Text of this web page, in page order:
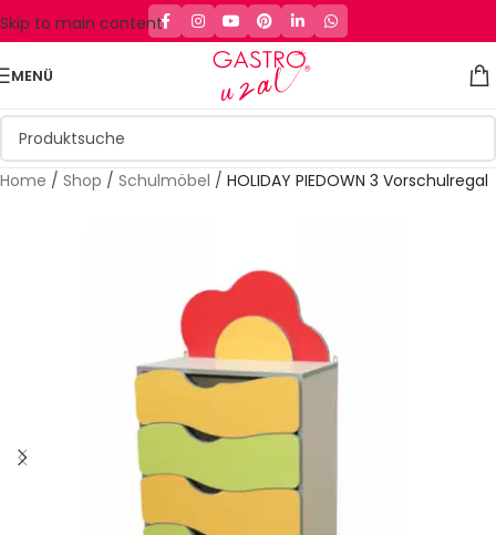
Skip to main content
MENÜ
Home / Shop / Schulmöbel / HOLIDAY PIEDOWN 3 Vorschulregal